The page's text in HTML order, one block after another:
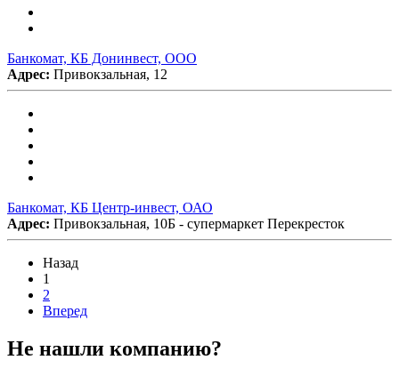
Банкомат, КБ Донинвест, ООО
Адрес: Привокзальная, 12
Банкомат, КБ Центр-инвест, ОАО
Адрес: Привокзальная, 10Б - супермаркет Перекресток
Назад
1
2
Вперед
Не нашли компанию?